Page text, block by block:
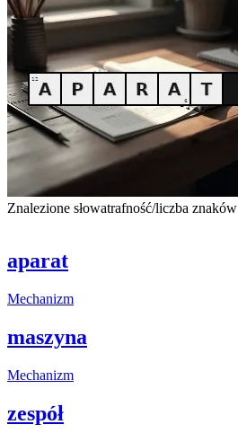
Znalezione słowatrafność/liczba znaków
aparat
Mechanizm
maszyna
Mechanizm
zespół